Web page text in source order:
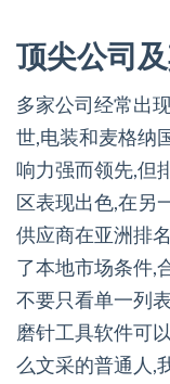
顶尖公司
多家公司经常出
世,电装和麦格纳
响力强而领先,但
区表现出色,在另
供应商在亚洲排
了本地市场条件,
不要只看单一列
磨针工具软件可
么文采的普通人,